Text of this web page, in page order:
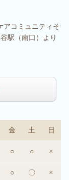
アコミュニティそ
駅（南口）より
金 土 日
○ ○ ×
○ 〇 ×